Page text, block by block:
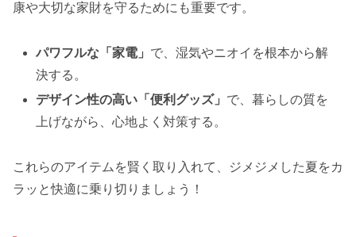
康や大切な家財を守るためにも重要です。
パワフルな「家電」 で、湿気やニオイを根本から解
決する。
デザイン性の高い「便利グッズ」 で、暮らしの質を
上げながら、心地よく対策する。
これらのアイテムを賢く取り入れて、ジメジメした夏をカ
ラッと快適に乗り切りましょう！